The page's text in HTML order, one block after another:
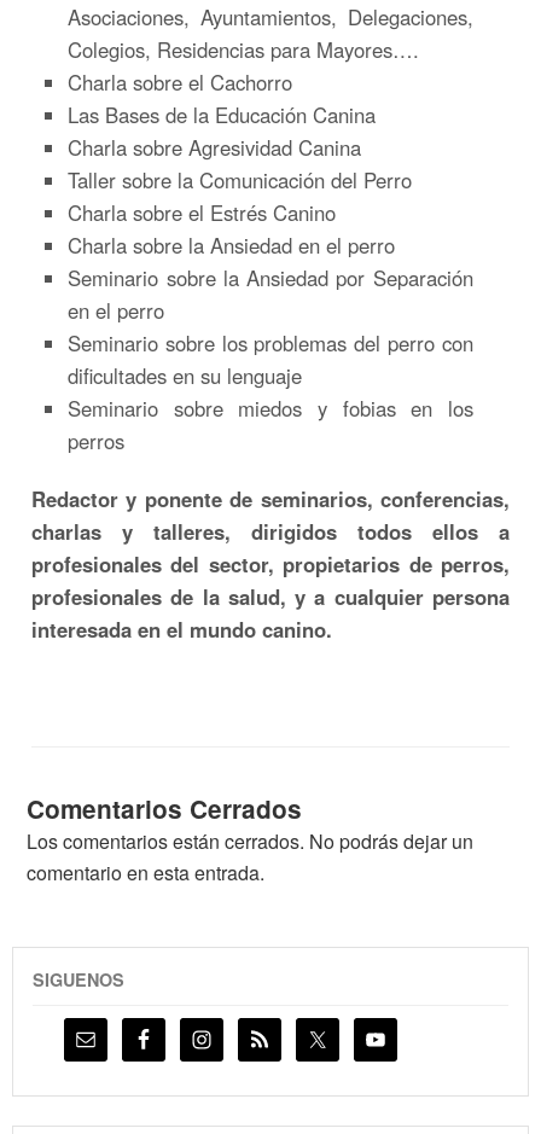
Asociaciones, Ayuntamientos, Delegaciones,
Colegios, Residencias para Mayores….
Charla sobre el Cachorro
Las Bases de la Educación Canina
Charla sobre Agresividad Canina
Taller sobre la Comunicación del Perro
Charla sobre el Estrés Canino
Charla sobre la Ansiedad en el perro
Seminario sobre la Ansiedad por Separación
en el perro
Seminario sobre los problemas del perro con
dificultades en su lenguaje
Seminario sobre miedos y fobias en los
perros
Redactor y ponente de seminarios, conferencias,
charlas y talleres, dirigidos todos ellos a
profesionales del sector, propietarios de perros,
profesionales de la salud, y a cualquier persona
interesada en el mundo canino.
Comentarios Cerrados
Los comentarios están cerrados. No podrás dejar un
comentario en esta entrada.
SIGUENOS